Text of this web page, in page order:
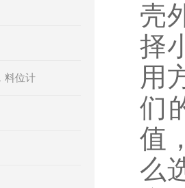
壳
择
用
们
值
么
料位计